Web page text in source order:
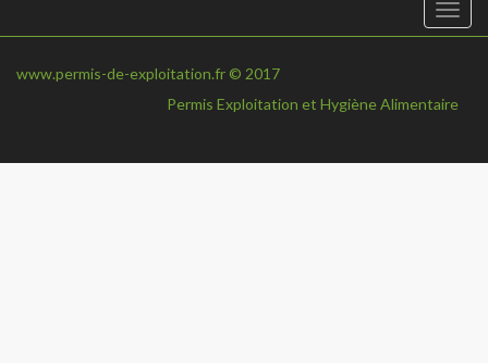
www.permis-de-exploitation.fr © 2017
Permis Exploitation et Hygiène Alimentaire